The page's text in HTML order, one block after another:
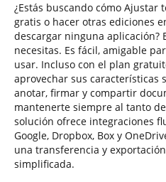
¿Estás buscando cómo Ajustar
gratis o hacer otras ediciones
descargar ninguna aplicación?
necesitas. Es fácil, amigable
usar. Incluso con el plan
aprovechar sus características
anotar, firmar y compartir
mantenerte siempre al tanto
solución ofrece integraciones
Google, Dropbox, Box y
una transferencia y
simplificada.